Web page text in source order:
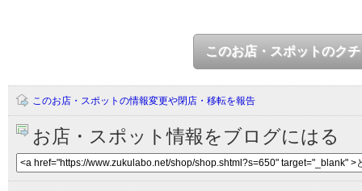
このお店・スポットのク
このお店・スポットの情報変更や閉店・移転を報告
お店・スポット情報をブログにはる